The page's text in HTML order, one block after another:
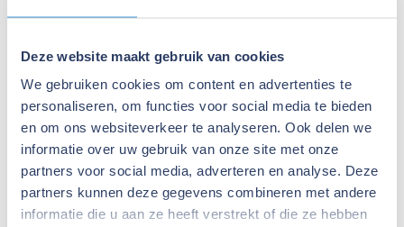
Deze website maakt gebruik van cookies
We gebruiken cookies om content en advertenties te
personaliseren, om functies voor social media te bieden
en om ons websiteverkeer te analyseren. Ook delen we
informatie over uw gebruik van onze site met onze
partners voor social media, adverteren en analyse. Deze
partners kunnen deze gegevens combineren met andere
informatie die u aan ze heeft verstrekt of die ze hebben